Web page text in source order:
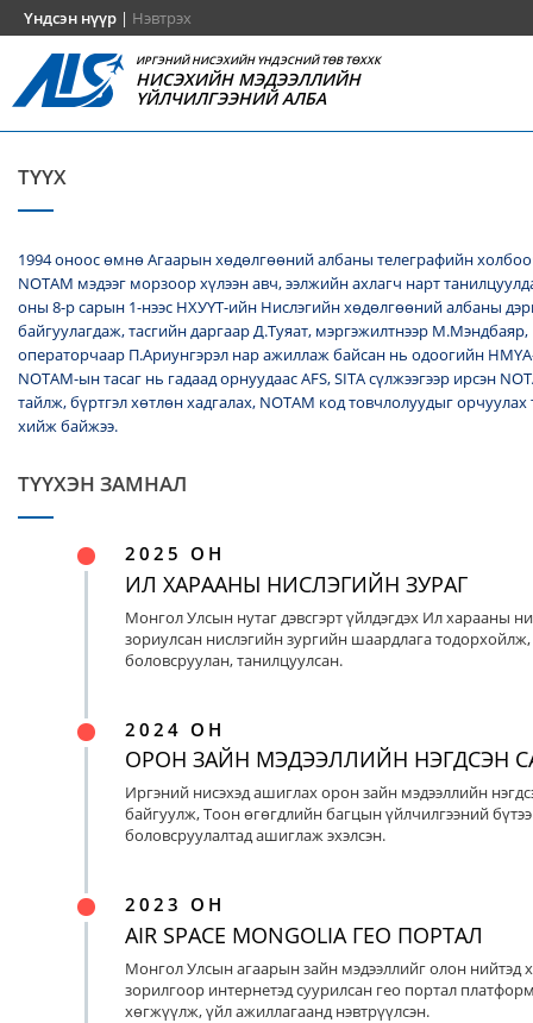
Үндсэн нүүр | Нэвтрэх
ИРГЭНИЙ НИСЭХИЙН ҮНДЭСНИЙ ТӨВ ТӨХХК
НИСЭХИЙН МЭДЭЭЛЛИЙН
ҮЙЛЧИЛГЭЭНИЙ АЛБА
ТҮҮХ
1994 оноос өмнө Агаарын хөдөлгөөний албаны телеграфийн
NОТАМ мэдээг морзоор хүлээн авч, ээлжийн ахлагч нарт
оны 8-р сарын 1-нээс НХУҮТ-ийн Нислэгийн хөдөлгөөний албаны
байгуулагдаж, тасгийн даргаар Д.Туяат, мэргэжилтнээр
операторчаар П.Ариунгэрэл нар ажиллаж байсан нь одоогийн
NOTAM-ын тасаг нь гадаад орнуудаас AFS, SITA сүлжээгээр ирсэн
тайлж, бүртгэл хөтлөн хадгалах, NОТАМ код товчлолуудыг
хийж байжээ.
ТҮҮХЭН ЗАМНАЛ
2025 ОН
ИЛ ХАРААНЫ НИСЛЭГИЙН ЗУРАГ
Монгол Улсын нутаг дэвсгэрт үйлдэгдэх Ил харааны
зориулсан нислэгийн зургийн шаардлага тодорхойлж,
боловсруулан, танилцуулсан.
2024 ОН
ОРОН ЗАЙН МЭДЭЭЛЛИЙН НЭГДСЭН
Иргэний нисэхэд ашиглах орон зайн мэдээллийн
байгуулж, Тоон өгөгдлийн багцын үйлчилгээний
боловсруулалтад ашиглаж эхэлсэн.
2023 ОН
AIR SPACE MONGOLIA ГЕО ПОРТАЛ
Монгол Улсын агаарын зайн мэдээллийг олон нийтэд
зорилгоор интернетэд суурилсан гео портал
хөгжүүлж, үйл ажиллагаанд нэвтрүүлсэн.